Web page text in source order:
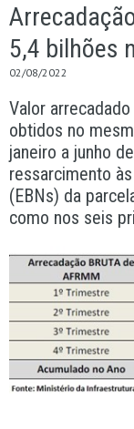
5,4 bilhões
02/08/2022
Valor
obtidos no
janeiro a junho
ressarcimento
(EBNs) da
como nos seis